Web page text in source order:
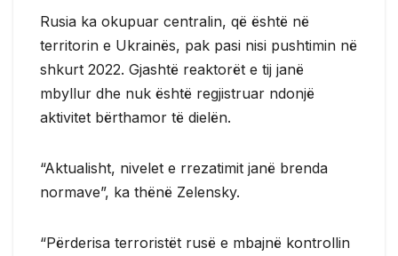
Rusia ka okupuar centralin, që është në
territorin e Ukrainës, pak pasi nisi pushtimin në
shkurt 2022. Gjashtë reaktorët e tij janë
mbyllur dhe nuk është regjistruar ndonjë
aktivitet bërthamor të dielën.
“Aktualisht, nivelet e rrezatimit janë brenda
normave”, ka thënë Zelensky.
“Përderisa terroristët rusë e mbajnë kontrollin